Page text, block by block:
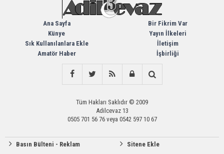
Ana Sayfa
Künye
Sık Kullanılanlara Ekle
Amatör Haber
Bir Fikrim Var
Yayın İlkeleri
İletişim
İşbirliği
Tüm Hakları Saklıdır © 2009
Adilcevaz 13
0505 701 56 76 veya 0542 597 10 67
Basın Bülteni - Reklam
Sitene Ekle